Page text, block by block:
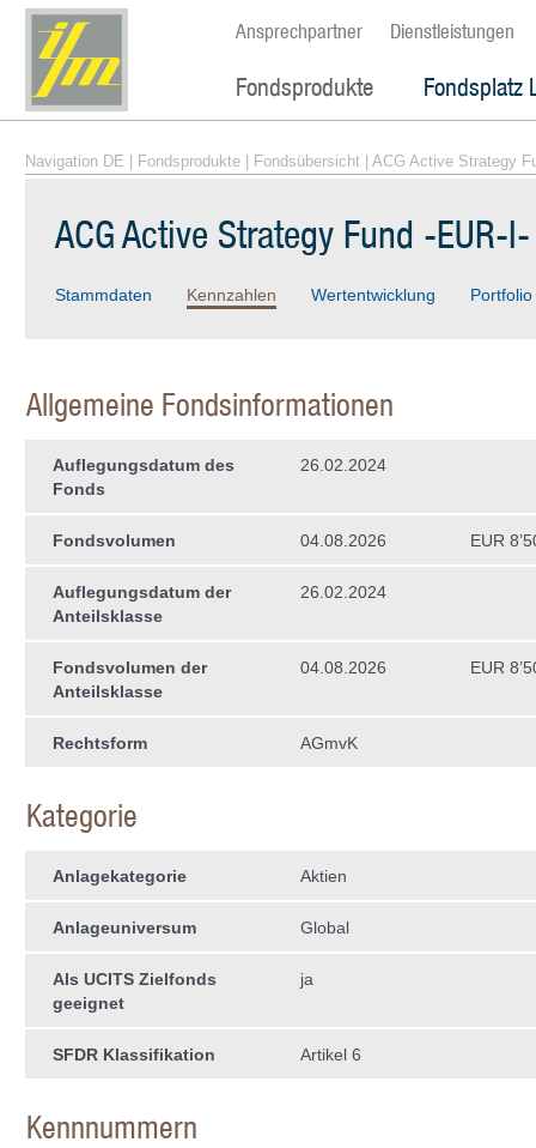
Ansprechpartner Dienstleistungen
Fondsprodukte Fondsplatz
Navigation DE Fondsprodukte Fondsübersicht | ACG Active Strategy
ACG Active Strategy Fund -EUR-I-
Stammdaten Kennzahlen Wertentwicklung Portfolio
Allgemeine Fondsinformationen
Auflegungsdatum des
Fonds
26.02.2024
Fondsvolumen 04.08.2026 EUR
Auflegungsdatum der
Anteilsklasse
26.02.2024
Fondsvolumen der
Anteilsklasse
04.08.2026 EUR
Rechtsform AGmvK
Kategorie
Anlagekategorie Aktien
Anlageuniversum Global
Als UCITS Zielfonds
geeignet
ja
SFDR Klassifikation Artikel 6
Kennnummern